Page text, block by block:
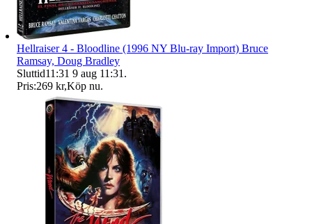
Hellraiser 4 - Bloodline (1996 NY Blu-ray Import) Bruce
Ramsay, Doug Bradley
Sluttid11:31 9 aug 11:31 .
Pris:269 kr,Köp nu.